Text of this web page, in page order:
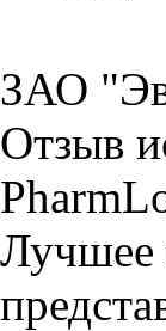
ЗАО
Отзыв
Лучшее